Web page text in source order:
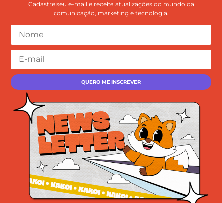
Cadastre seu e-mail e receba atualizações do mundo da
comunicação, marketing e tecnologia.